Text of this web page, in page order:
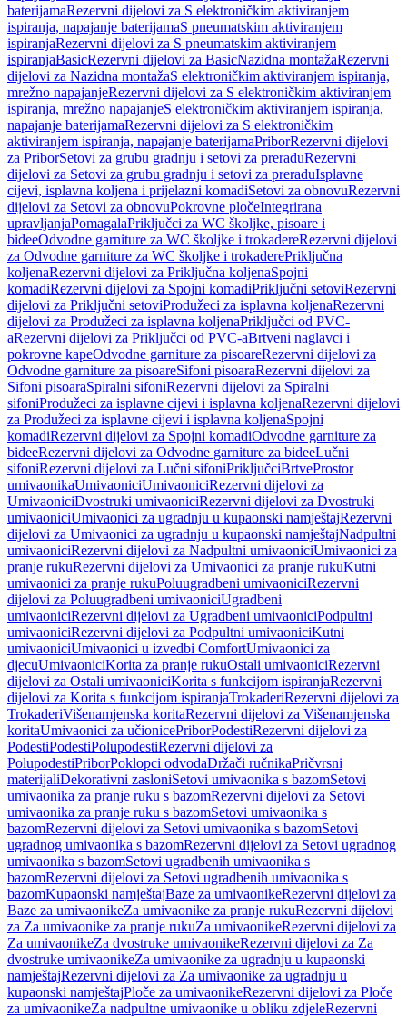
baterijamaRezervni dijelovi za S elektroničkim aktiviranjem
ispiranja, napajanje baterijamaS pneumatskim aktiviranjem
ispiranjaRezervni dijelovi za S pneumatskim aktiviranjem
ispiranjaBasicRezervni dijelovi za BasicNazidna montažaRezervni
dijelovi za Nazidna montažaS elektroničkim aktiviranjem ispiranja,
mrežno napajanjeRezervni dijelovi za S elektroničkim aktiviranjem
ispiranja, mrežno napajanjeS elektroničkim aktiviranjem ispiranja,
napajanje baterijamaRezervni dijelovi za S elektroničkim
aktiviranjem ispiranja, napajanje baterijamaPriborRezervni dijelovi
za PriborSetovi za grubu gradnju i setovi za preraduRezervni
dijelovi za Setovi za grubu gradnju i setovi za preraduIsplavne
cijevi, isplavna koljena i prijelazni komadiSetovi za obnovuRezervni
dijelovi za Setovi za obnovuPokrovne pločeIntegrirana
upravljanjaPomagalaPriključci za WC školjke, pisoare i
bideeOdvodne garniture za WC školjke i trokadereRezervni dijelovi
za Odvodne garniture za WC školjke i trokaderePriključna
koljenaRezervni dijelovi za Priključna koljenaSpojni
komadiRezervni dijelovi za Spojni komadiPriključni setoviRezervni
dijelovi za Priključni setoviProdužeci za isplavna koljenaRezervni
dijelovi za Produžeci za isplavna koljenaPriključci od PVC-
aRezervni dijelovi za Priključci od PVC-aBrtveni naglavci i
pokrovne kapeOdvodne garniture za pisoareRezervni dijelovi za
Odvodne garniture za pisoareSifoni pisoaraRezervni dijelovi za
Sifoni pisoaraSpiralni sifoniRezervni dijelovi za Spiralni
sifoniProdužeci za isplavne cijevi i isplavna koljenaRezervni dijelovi
za Produžeci za isplavne cijevi i isplavna koljenaSpojni
komadiRezervni dijelovi za Spojni komadiOdvodne garniture za
bideeRezervni dijelovi za Odvodne garniture za bideeLučni
sifoniRezervni dijelovi za Lučni sifoniPriključciBrtveProstor
umivaonikaUmivaoniciUmivaoniciRezervni dijelovi za
UmivaoniciDvostruki umivaoniciRezervni dijelovi za Dvostruki
umivaoniciUmivaonici za ugradnju u kupaonski namještajRezervni
dijelovi za Umivaonici za ugradnju u kupaonski namještajNadpultni
umivaoniciRezervni dijelovi za Nadpultni umivaoniciUmivaonici za
pranje rukuRezervni dijelovi za Umivaonici za pranje rukuKutni
umivaonici za pranje rukuPoluugradbeni umivaoniciRezervni
dijelovi za Poluugradbeni umivaoniciUgradbeni
umivaoniciRezervni dijelovi za Ugradbeni umivaoniciPodpultni
umivaoniciRezervni dijelovi za Podpultni umivaoniciKutni
umivaoniciUmivaonici u izvedbi ComfortUmivaonici za
djecuUmivaoniciKorita za pranje rukuOstali umivaoniciRezervni
dijelovi za Ostali umivaoniciKorita s funkcijom ispiranjaRezervni
dijelovi za Korita s funkcijom ispiranjaTrokaderiRezervni dijelovi za
TrokaderiVišenamjenska koritaRezervni dijelovi za Višenamjenska
koritaUmivaonici za učionicePriborPodestiRezervni dijelovi za
PodestiPodestiPolupodestiRezervni dijelovi za
PolupodestiPriborPoklopci odvodaDržači ručnikaPričvrsni
materijaliDekorativni zasloniSetovi umivaonika s bazomSetovi
umivaonika za pranje ruku s bazomRezervni dijelovi za Setovi
umivaonika za pranje ruku s bazomSetovi umivaonika s
bazomRezervni dijelovi za Setovi umivaonika s bazomSetovi
ugradnog umivaonika s bazomRezervni dijelovi za Setovi ugradnog
umivaonika s bazomSetovi ugradbenih umivaonika s
bazomRezervni dijelovi za Setovi ugradbenih umivaonika s
bazomKupaonski namještajBaze za umivaonikeRezervni dijelovi za
Baze za umivaonikeZa umivaonike za pranje rukuRezervni dijelovi
za Za umivaonike za pranje rukuZa umivaonikeRezervni dijelovi za
Za umivaonikeZa dvostruke umivaonikeRezervni dijelovi za Za
dvostruke umivaonikeZa umivaonike za ugradnju u kupaonski
namještajRezervni dijelovi za Za umivaonike za ugradnju u
kupaonski namještajPloče za umivaonikeRezervni dijelovi za Ploče
za umivaonikeZa nadpultne umivaonike u obliku zdjeleRezervni